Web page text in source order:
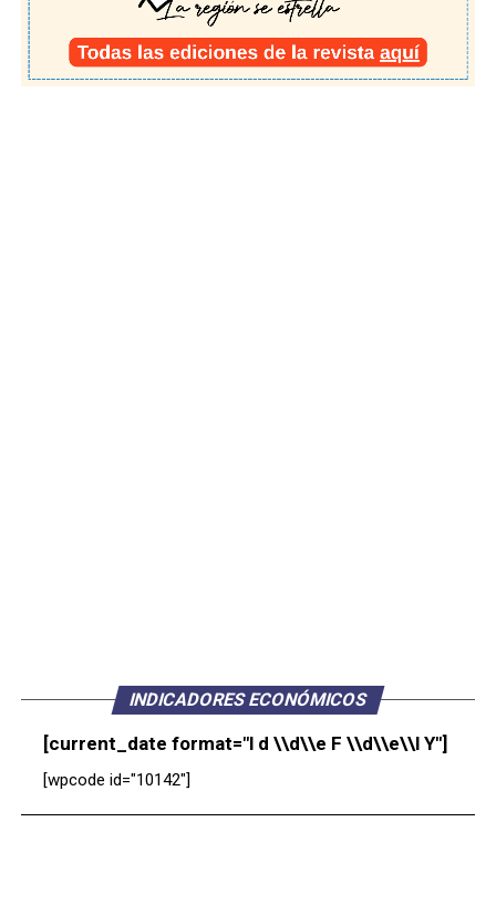
INDICADORES ECONÓMICOS
[current_date format="l d \\d\\e F \\d\\e\\l Y"]
[wpcode id="10142"]